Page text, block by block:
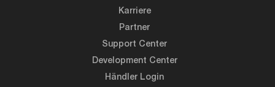
Karriere
Partner
Support Center
Development Center
Händler Login